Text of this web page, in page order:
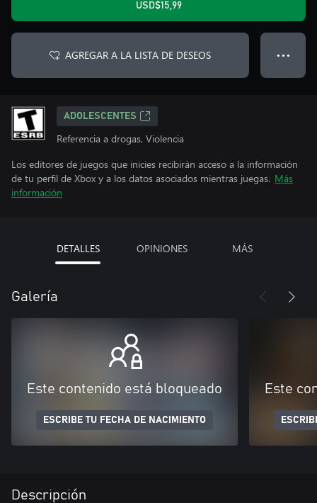
USD$15,99
AGREGAR A LA LISTA DE DESEOS ● ● ●
ADOLESCENTES
Referencia a drogas, Violencia
Los editores de juegos que inicies recibirán acceso a la información
de tu perfil de Xbox y a los datos asociados mientras juegas. Más
información
DETALLES OPINIONES MÁS
Galería
Este contenido está bloqueado
ESCRIBE TU FECHA DE NACIMIENTO
Este
Descripción